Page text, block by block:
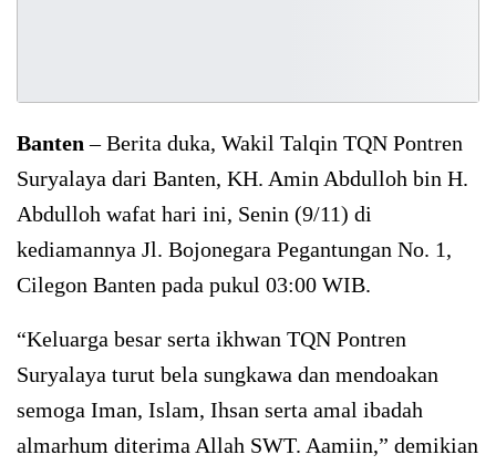
Banten – Berita duka, Wakil Talqin TQN Pontren
Suryalaya dari Banten, KH. Amin Abdulloh bin H.
Abdulloh wafat hari ini, Senin (9/11) di
kediamannya Jl. Bojonegara Pegantungan No. 1,
Cilegon Banten pada pukul 03:00 WIB.
“Keluarga besar serta ikhwan TQN Pontren
Suryalaya turut bela sungkawa dan mendoakan
semoga Iman, Islam, Ihsan serta amal ibadah
almarhum diterima Allah SWT. Aamiin,” demikian